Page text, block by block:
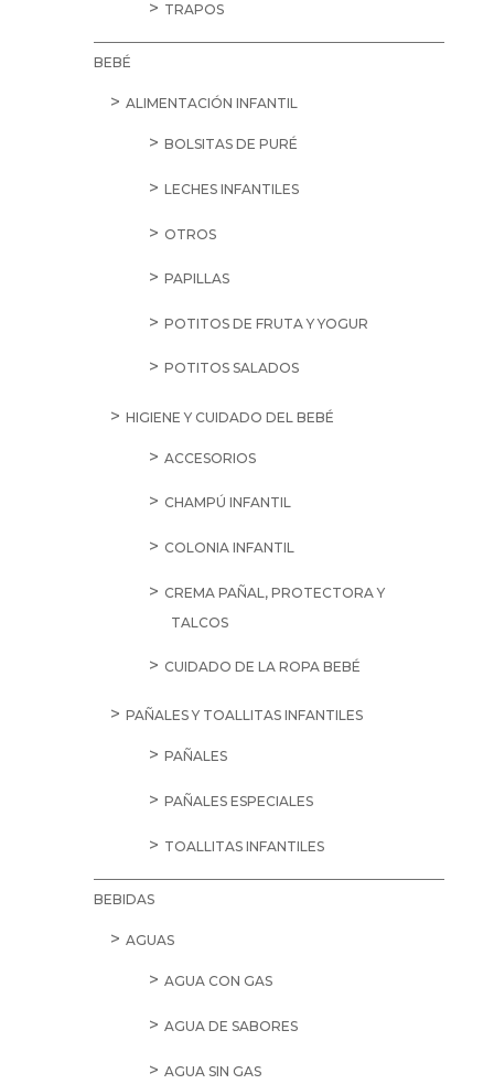
TRAPOS
BEBÉ
ALIMENTACIÓN INFANTIL
BOLSITAS DE PURÉ
LECHES INFANTILES
OTROS
PAPILLAS
POTITOS DE FRUTA Y YOGUR
POTITOS SALADOS
HIGIENE Y CUIDADO DEL BEBÉ
ACCESORIOS
CHAMPÚ INFANTIL
COLONIA INFANTIL
CREMA PAÑAL, PROTECTORA Y
TALCOS
CUIDADO DE LA ROPA BEBÉ
PAÑALES Y TOALLITAS INFANTILES
PAÑALES
PAÑALES ESPECIALES
TOALLITAS INFANTILES
BEBIDAS
AGUAS
AGUA CON GAS
AGUA DE SABORES
AGUA SIN GAS